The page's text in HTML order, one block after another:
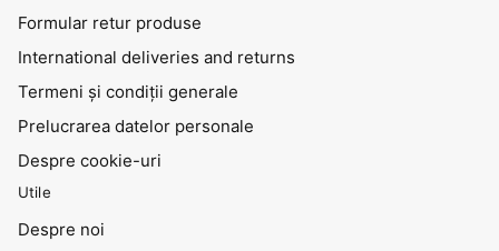
Formular retur produse
International deliveries and returns
Termeni și condiții generale
Prelucrarea datelor personale
Despre cookie-uri
Utile
Despre noi